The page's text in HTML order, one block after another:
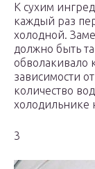
К сухим
каждый раз
холодной.
должно быть
обволакивало
зависимости
количество
холодильнике
3